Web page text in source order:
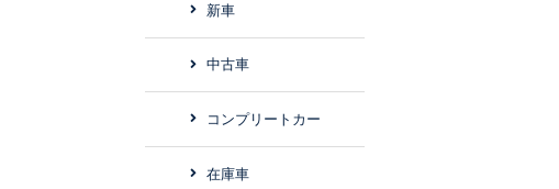
新車
中古車
コンプリートカー
在庫車